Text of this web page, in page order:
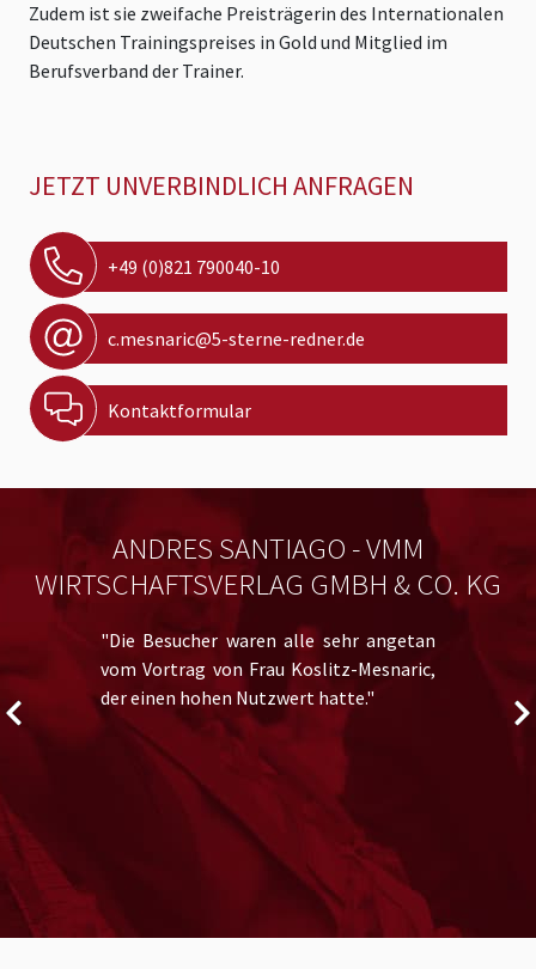
Zudem ist sie zweifache Preisträgerin des Internationalen
Deutschen Trainingspreises in Gold und Mitglied im
Berufsverband der Trainer.
JETZT UNVERBINDLICH ANFRAGEN
+49 (0)821 790040-10
c.mesnaric@5-sterne-redner.de
Kontaktformular
ANDRES SANTIAGO - VMM
WIRTSCHAFTSVERLAG GMBH & CO. KG
"Die Besucher waren alle sehr angetan
vom Vortrag von Frau Koslitz-Mesnaric,
der einen hohen Nutzwert hatte."